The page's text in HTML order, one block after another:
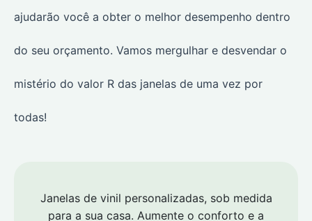
ajudarão você a obter o melhor desempenho dentro
do seu orçamento. Vamos mergulhar e desvendar o
mistério do valor R das janelas de uma vez por
todas!
Janelas de vinil personalizadas, sob medida
para a sua casa. Aumente o conforto e a